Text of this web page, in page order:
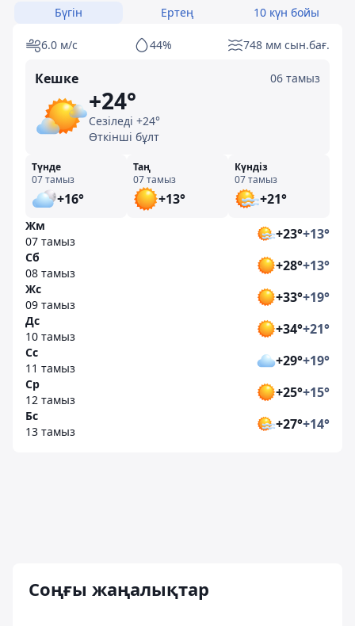
Бүгін Ертең 10 күн бойы
6.0 м/с 44% 748 мм сын.бағ.
Кешке 06 тамыз
+24°
Сезіледі +24°
Өткінші бұлт
Түнде
07 тамыз
+16°
Таң
07 тамыз
+13°
Күндіз
07 тамыз
+21°
Жм
07 тамыз
+23°+13°
Сб
08 тамыз
+28°+13°
Жс
09 тамыз
+33°+19°
Дс
10 тамыз
+34°+21°
Сс
11 тамыз
+29°+19°
Ср
12 тамыз
+25°+15°
Бс
13 тамыз
+27°+14°
Соңғы жаңалықтар